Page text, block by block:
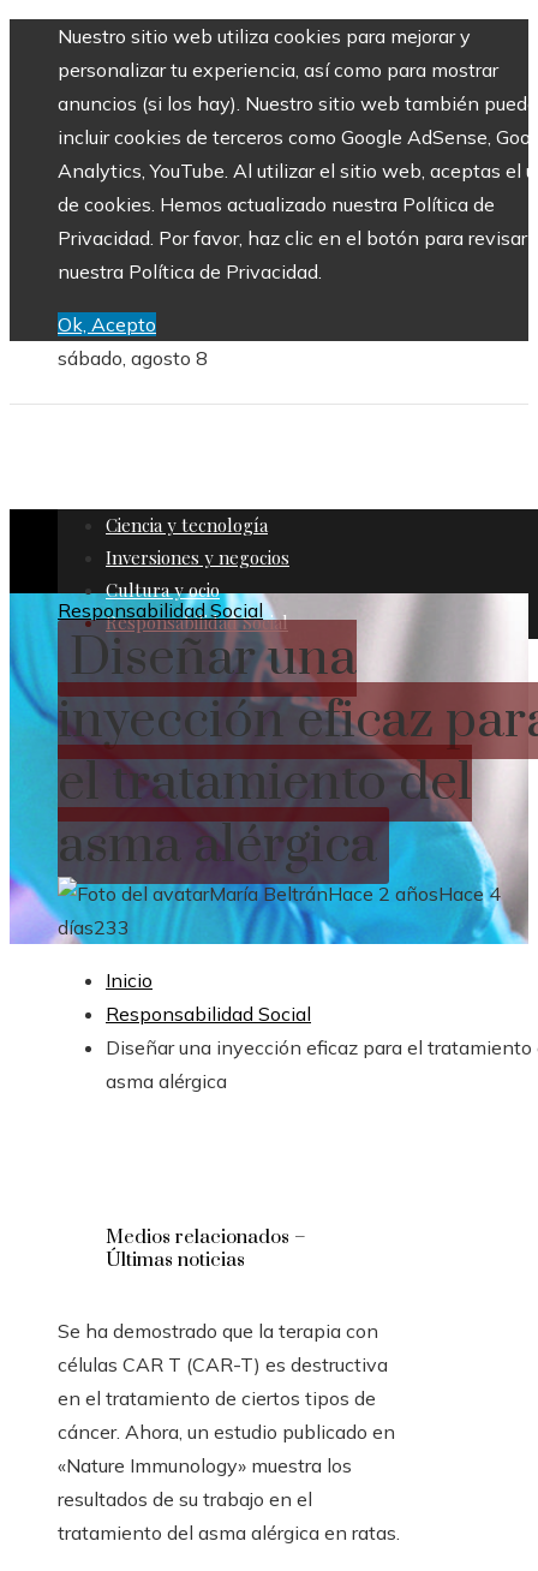
Nuestro sitio web utiliza cookies para mejorar y
personalizar tu experiencia, así como para mostrar
anuncios (si los hay). Nuestro sitio web también puede
incluir cookies de terceros como Google AdSense,
Analytics, YouTube. Al utilizar el sitio web, aceptas el
de cookies. Hemos actualizado nuestra Política de
Privacidad. Por favor, haz clic en el botón para revisar
nuestra Política de Privacidad.
Ok, Acepto
sábado, agosto 8
Ciencia y tecnología
Inversiones y negocios
Cultura y ocio
Responsabilidad Social
Responsabilidad Social
Diseñar una
inyección eficaz
el tratamiento del
asma alérgica
María BeltránHace 2 añosHace 4
días233
Inicio
Responsabilidad Social
Diseñar una inyección eficaz para el tratamiento
asma alérgica
Medios relacionados –
Últimas noticias
Se ha demostrado que la terapia con
células CAR T (CAR-T) es destructiva
en el tratamiento de ciertos tipos de
cáncer. Ahora, un estudio publicado en
«Nature Immunology» muestra los
resultados de su trabajo en el
tratamiento del asma alérgica en ratas.